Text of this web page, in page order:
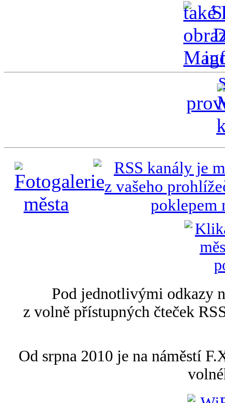
Pod jednotlivými odkazy
z volně přístupných čteček
Od srpna 2010 je na náměstí